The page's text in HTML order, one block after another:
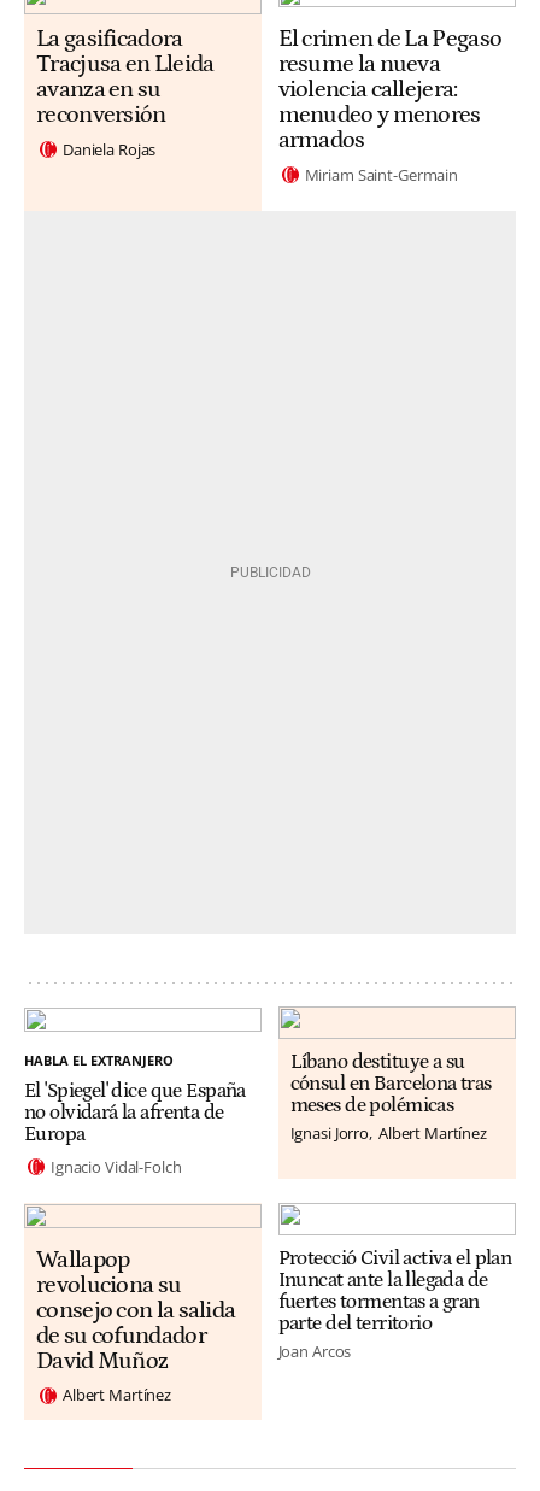
La gasificadora
Tracjusa en Lleida
avanza en su
reconversión
Daniela Rojas
El crimen de La Pegaso
resume la nueva
violencia callejera:
menudeo y menores
armados
Miriam Saint-Germain
HABLA EL EXTRANJERO
El 'Spiegel' dice que España
no olvidará la afrenta de
Europa
Ignacio Vidal-Folch
Líbano destituye a su
cónsul en Barcelona tras
meses de polémicas
Ignasi Jorro Albert Martínez
Wallapop
revoluciona su
consejo con la salida
de su cofundador
David Muñoz
Albert Martínez
Protecció Civil activa el plan
Inuncat ante la llegada de
fuertes tormentas a gran
parte del territorio
Joan Arcos